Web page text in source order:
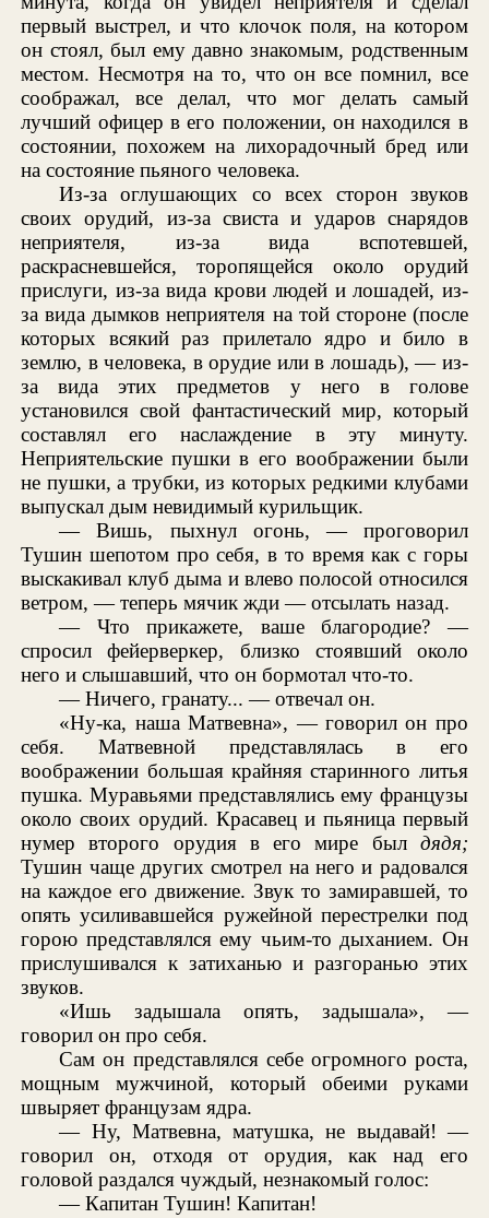
первый выстрел, и что клочок поля, на котором
он стоял, был ему давно знакомым, родственным
местом. Несмотря на то, что он все помнил, все
соображал, все делал, что мог делать самый
лучший офицер в его положении, он находился в
состоянии, похожем на лихорадочный бред или
на состояние пьяного человека.
Из-за оглушающих со всех сторон звуков
своих орудий, из-за свиста и ударов снарядов
неприятеля, из-за вида вспотевшей,
раскрасневшейся, торопящейся около орудий
прислуги, из-за вида крови людей и лошадей, из-
за вида дымков неприятеля на той стороне (после
которых всякий раз прилетало ядро и било в
землю, в человека, в орудие или в лошадь), — из-
за вида этих предметов у него в голове
установился свой фантастический мир, который
составлял его наслаждение в эту минуту.
Неприятельские пушки в его воображении были
не пушки, а трубки, из которых редкими клубами
выпускал дым невидимый курильщик.
— Вишь, пыхнул огонь, — проговорил
Тушин шепотом про себя, в то время как с горы
выскакивал клуб дыма и влево полосой относился
ветром, — теперь мячик жди — отсылать назад.
— Что прикажете, ваше благородие? —
спросил фейерверкер, близко стоявший около
него и слышавший, что он бормотал что-то.
— Ничего, гранату... — отвечал он.
«Ну-ка, наша Матвевна», — говорил он про
себя. Матвевной представлялась в его
воображении большая крайняя старинного литья
пушка. Муравьями представлялись ему французы
около своих орудий. Красавец и пьяница первый
нумер второго орудия в его мире был дядя;
Тушин чаще других смотрел на него и радовался
на каждое его движение. Звук то замиравшей, то
опять усиливавшейся ружейной перестрелки под
горою представлялся ему чьим-то дыханием. Он
прислушивался к затиханью и разгоранью этих
звуков.
«Ишь задышала опять, задышала», —
говорил он про себя.
Сам он представлялся себе огромного роста,
мощным мужчиной, который обеими руками
швыряет французам ядра.
— Ну, Матвевна, матушка, не выдавай! —
говорил он, отходя от орудия, как над его
головой раздался чуждый, незнакомый голос:
— Капитан Тушин! Капитан!